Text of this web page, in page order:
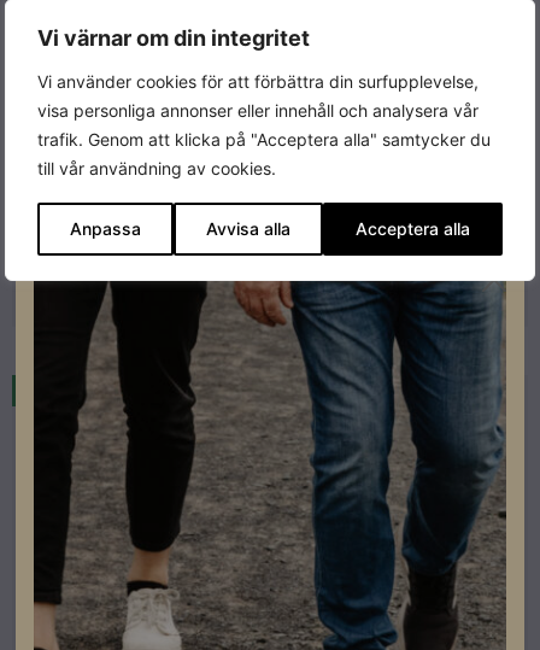
Vi värnar om din integritet
Vi använder cookies för att förbättra din surfupplevelse,
visa personliga annonser eller innehåll och analysera vår
trafik. Genom att klicka på "Acceptera alla" samtycker du
till vår användning av cookies.
Anpassa Avvisa alla Acceptera alla
Montagesystem
Nordmount NM Flow Strip 30m
Lev. artikelnummer: 8005
Artikelnummer: 504424
Läs mer